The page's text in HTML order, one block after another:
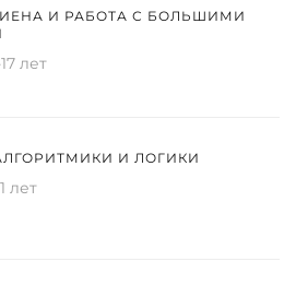
И РАБОТА С БОЛЬШИМИ
лет
И ЛОГИКИ
лет